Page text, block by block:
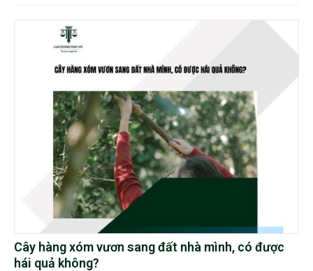
Cây hàng xóm vươn sang đất nhà mình, có được
hái quả không?